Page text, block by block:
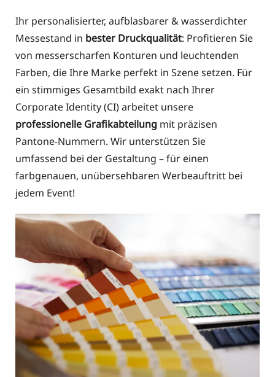
Ihr personalisierter, aufblasbarer & wasserdichter
Messestand in bester Druckqualität: Profitieren Sie
von messerscharfen Konturen und leuchtenden
Farben, die Ihre Marke perfekt in Szene setzen. Für
ein stimmiges Gesamtbild exakt nach Ihrer
Corporate Identity (CI) arbeitet unsere
professionelle Grafikabteilung mit präzisen
Pantone-Nummern. Wir unterstützen Sie
umfassend bei der Gestaltung – für einen
farbgenauen, unübersehbaren Werbeauftritt bei
jedem Event!